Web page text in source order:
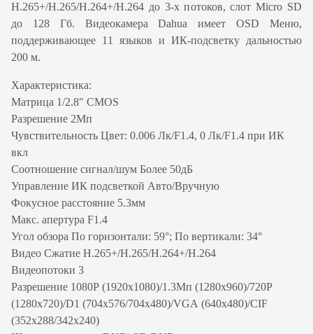
H.265+/H.265/H.264+/H.264 до 3-х потоков, слот Micro SD
до 128 Гб. Видеокамера Dahua имеет OSD Меню,
поддерживающее 11 языков и ИК-подсветку дальностью
200 м.
Характеристика:
Матрица 1/2.8" CMOS
Разрешение 2Мп
Чувствительность Цвет: 0.006 Лк/F1.4, 0 Лк/F1.4 при ИК
вкл
Соотношение сигнал/шум Более 50дБ
Управление ИК подсветкой Авто/Вручную
Фокусное расстояние 5.3мм
Макс. апертура F1.4
Угол обзора По горизонтали: 59°; По вертикали: 34°
Видео Сжатие H.265+/H.265/H.264+/H.264
Видеопотоки 3
Разрешение 1080P (1920х1080)/1.3Mп (1280х960)/720P
(1280х720)/D1 (704х576/704х480)/VGA (640х480)/CIF
(352х288/342х240)